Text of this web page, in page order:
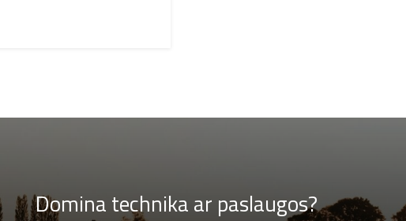
Domina technika ar paslaugos?